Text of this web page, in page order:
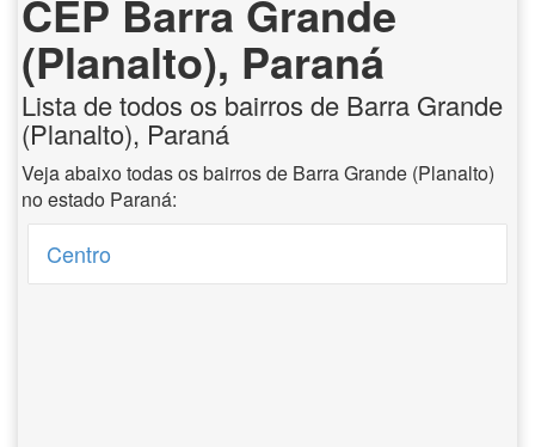
CEP Barra Grande
(Planalto), Paraná
Lista de todos os bairros de Barra Grande
(Planalto), Paraná
Veja abaixo todas os bairros de Barra Grande (Planalto)
no estado Paraná:
Centro